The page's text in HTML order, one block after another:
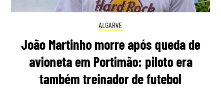
ALGARVE
João Martinho morre após queda de
avioneta em Portimão: piloto era
também treinador de futebol